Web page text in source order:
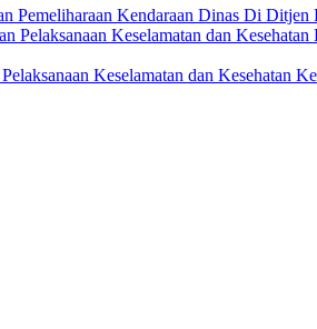
Pemeliharaan Kendaraan Dinas Di Ditjen
Keselamatan dan Kesehatan